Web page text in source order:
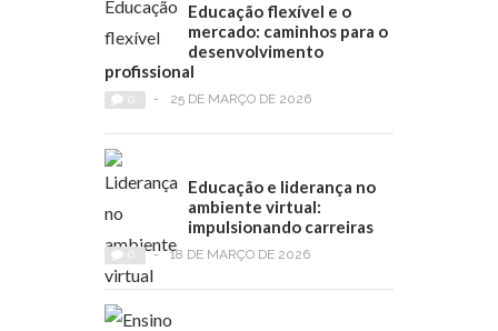
Educação flexível e o
mercado: caminhos para o
desenvolvimento
profissional
- 25 DE MARÇO DE 2026
Educação e liderança no
ambiente virtual:
impulsionando carreiras
- 18 DE MARÇO DE 2026